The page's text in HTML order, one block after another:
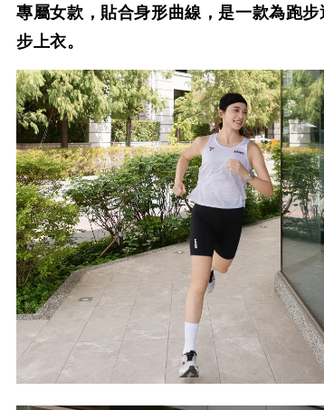
專屬女款，貼合身形曲線，是一款為跑
步上衣。